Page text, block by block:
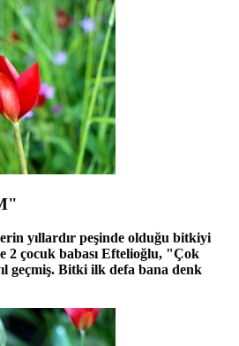
yıllardır peşinde olduğu bitkiyi
2 çocuk babası Eftelioğlu, "Çok
geçmiş. Bitki ilk defa bana denk